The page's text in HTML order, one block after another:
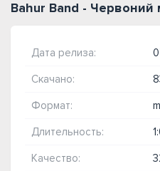
Bahur Band - Червоний
Дата релиза:
Скачано:
Формат:
Длительность:
Качество: